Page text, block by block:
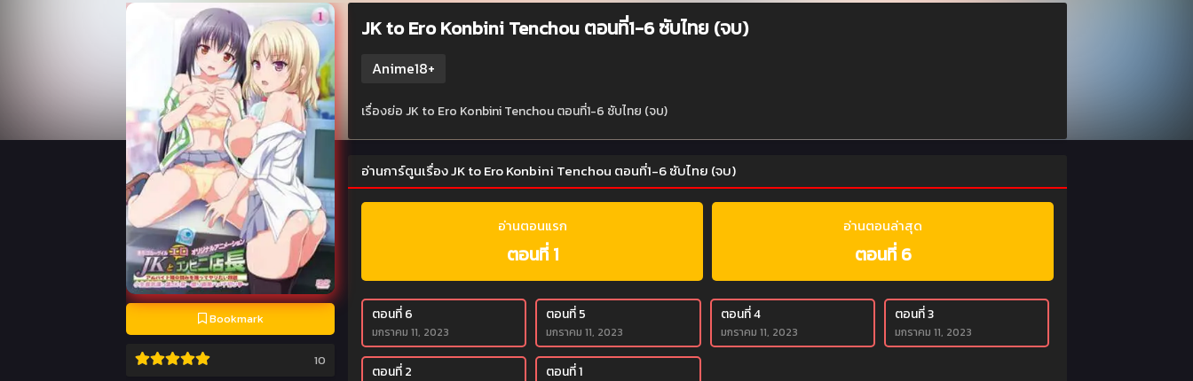
Bookmark
10
JK to Ero Konbini Tenchou ตอนที่1-6 ซับไทย (จบ)
Anime18+
เรื่องย่อ JK to Ero Konbini Tenchou ตอนที่1-6 ซับไทย (จบ)
อ่านการ์ตูนเรื่อง JK to Ero Konbini Tenchou ตอนที่1-6 ซับไทย (จบ)
อ่านตอนแรก
ตอนที่ 1
อ่านตอนล่าสุด
ตอนที่ 6
ตอนที่ 6
มกราคม 11, 2023
ตอนที่ 5
มกราคม 11, 2023
ตอนที่ 4
มกราคม 11, 2023
ตอนที่ 3
มกราคม 11, 2023
ตอนที่ 2 ตอนที่ 1